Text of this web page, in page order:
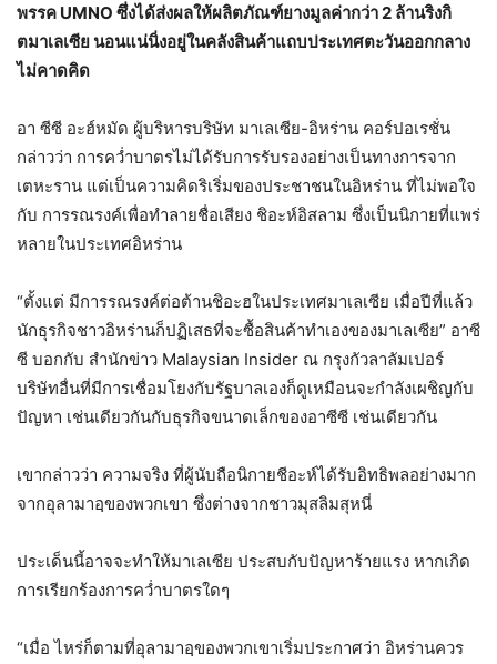
พรรค UMNO ซึ่งได้ส่งผลให้ผลิตภัณฑ์ยางมูลค่ากว่า 2 ล้านริงกิ
ตมาเลเซีย นอนแน่นิ่งอยู่ในคลังสินค้าแถบประเทศตะวันออกกลาง
ไม่คาดคิด
อา ซีซี อะฮ์หมัด ผู้บริหารบริษัท มาเลเซีย-อิหร่าน คอร์ปอเรชั่น
กล่าวว่า การคว่ำบาตรไม่ได้รับการรับรองอย่างเป็นทางการจาก
เตหะราน แต่เป็นความคิดริเริ่มของประชาชนในอิหร่าน ที่ไม่พอใจ
กับ การรณรงค์เพื่อทำลายชื่อเสียง ชิอะห์อิสลาม ซึ่งเป็นนิกายที่แพร่
หลายในประเทศอิหร่าน
“ตั้งแต่ มีการรณรงค์ต่อต้านชิอะฮในประเทศมาเลเซีย เมื่อปีที่แล้ว
นักธุรกิจชาวอิหร่านก็ปฏิเสธที่จะซื้อสินค้าทำเองของมาเลเซีย” อาซี
ซี บอกกับ สำนักข่าว Malaysian Insider ณ กรุงกัวลาลัมเปอร์
บริษัทอื่นที่มีการเชื่อมโยงกับรัฐบาลเองก็ดูเหมือนจะกำลังเผชิญกับ
ปัญหา เช่นเดียวกันกับธุรกิจขนาดเล็กของอาซีซี เช่นเดียวกัน
เขากล่าวว่า ความจริง ที่ผู้นับถือนิกายชีอะห์ได้รับอิทธิพลอย่างมาก
จากอุลามาอฺของพวกเขา ซึ่งต่างจากชาวมุสลิมสุหนี่
ประเด็นนี้อาจจะทำให้มาเลเซีย ประสบกับปัญหาร้ายแรง หากเกิด
การเรียกร้องการคว่ำบาตรใดๆ
“เมื่อ ไหร่ก็ตามที่อุลามาอฺของพวกเขาเริ่มประกาศว่า อิหร่านควร